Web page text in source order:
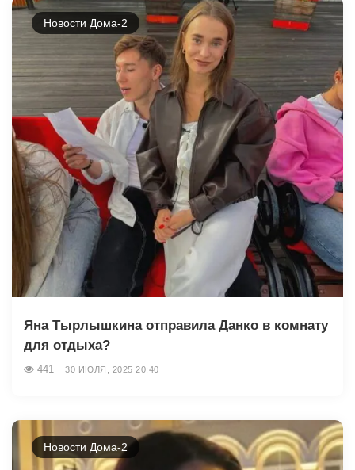
Новости Дома-2
Яна Тырлышкина отправила Данко в комнату
для отдыха?
441 30 ИЮЛЯ, 2025 20:40
Новости Дома-2